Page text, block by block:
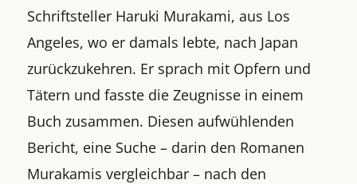
Schriftsteller Haruki Murakami, aus Los
Angeles, wo er damals lebte, nach Japan
zurückzukehren. Er sprach mit Opfern und
Tätern und fasste die Zeugnisse in einem
Buch zusammen. Diesen aufwühlenden
Bericht, eine Suche – darin den Romanen
Murakamis vergleichbar – nach den